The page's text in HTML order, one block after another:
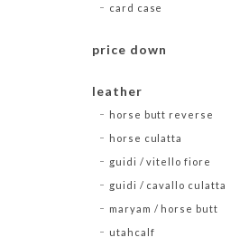
card case
price down
leather
horse butt reverse
horse culatta
guidi / vitello fiore
guidi / cavallo culatta
maryam / horse butt
utahcalf